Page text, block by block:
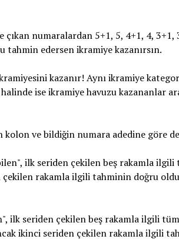
çıkan numaralardan 5+1, 5, 4+1, 4, 3+1,
tahmin edersen ikramiye kazanırsın.
kazanır! Aynı ikramiye
ise ikramiye havuzu kazananlar
kolon ve bildiğin numara adedine göre
ilk seriden çekilen beş rakamla ilgili
rakamla ilgili tahminin doğru
ilk seriden çekilen beş rakamla ilgili tüm
ikinci seriden çekilen rakamla ilgili